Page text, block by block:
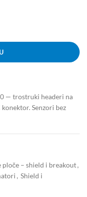
— trostruki headeri na
Senzori bez
– shield i breakout,
, Shield i